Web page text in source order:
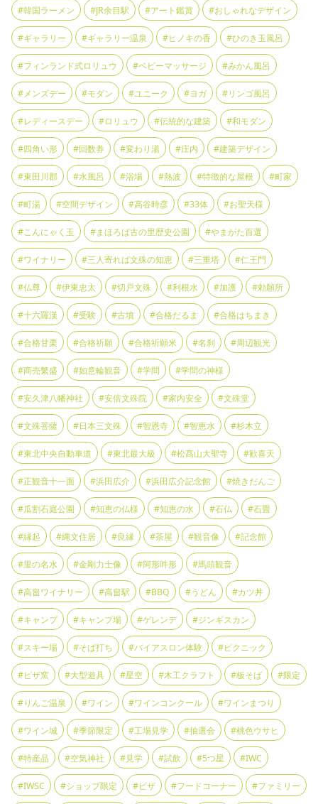
#韓国ラーメン #JR余目駅 #アート鑑賞 #おしゃれなデザイン
#ギャラリー #ギャラリー温泉 #ヒノキの香 #ひのき玉風呂
#フィンランド式ロリュウ #ベビーマッサージ #みかん風呂
#メンズデー #モダン #ユニーク #ヨガ #リンゴ風呂
#レディースデー #ロリュウ #伝統的な建築 #和モダン
#四角い形 #回数券 #変わり湯 #庄内 #建築デザイン
#東田川郡 #水風呂 #浴場 #熱波 #特徴的な屋根 #町家
#町湯 #空間デザイン #高谷時彦 #33体 #お聖天様
#こんにゃく玉 #まほろば古の里歴史公園 #やまがた百選
#ワイナリー #三人寄れば文殊の知恵 #三重塔 #仁王門
#仏尊 #伊東忠太 #切戸文殊 #利根水 #加護 #勅願所
#十六羅漢 #受験 #古墳 #合格だるま #合格はちまき
#合格甘栗 #合格祈願 #合格祈願米 #名刹 #周辺観光
#商売繁盛 #如意輪観音 #学問 #学問の神様
#安久津八幡神社 #安倍文殊院 #家内安全 #文殊堂
#文殊菩薩 #日本三文殊 #智恩寺 #智恵水 #杉木立
#東北中央自動車道 #東北最大級 #松髙山大聖寺 #歓喜天
#正観音十一面 #浜田広介 #浜田広介記念館 #焼きだんご
#瓜割石庭公園 #知恵の仏様 #知恵の水 #石仏 #石畳
#縁起 #縄文住居 #良縁 #茶屋 #観音像 #記念館
#里の名水 #金剛力士像 #阿形吽形 #馬頭観音
#高畠ワイナリー #高畠駅 #BBQ #うどん #カツ丼
#キャンプ #キャンプ場 #ゲレンデ #ジンギスカン
#スキー場 #そば打ち #バイアスロン体験 #ピクニック
#ピザ窯 #大型遊具 #星空 #木工クラフト #板そば #限定
#りんご温泉 #ワイン #ワインコンクール #ワインまつり
#ワイン城 #季節限定 #工場見学 #抽選会 #桃色ウサヒ
#特産品 #空気神社 #見学 #試飲 #5つ星 #IWC
#IWSC #ショップ限定 #ピザ #フードコーナー #ファミリー